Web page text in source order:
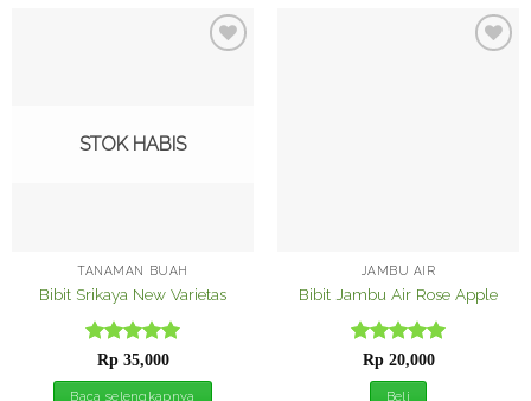
STOK HABIS
TANAMAN BUAH
Bibit Srikaya New Varietas
Dinilai5
dari 5
Rp35,000
Baca selengkapnya
JAMBU AIR
Bibit Jambu Air Rose Apple
Dinilai5
dari 5
Rp20,000
Beli